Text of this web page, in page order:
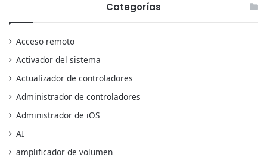
Categorías
Acceso remoto
Activador del sistema
Actualizador de controladores
Administrador de controladores
Administrador de iOS
AI
amplificador de volumen